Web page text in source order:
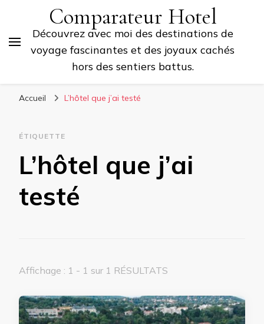
Comparateur Hotel
Découvrez avec moi des destinations de
voyage fascinantes et des joyaux cachés
hors des sentiers battus.
Accueil L’hôtel que j’ai testé
ÉTIQUETTE
L’hôtel que j’ai
testé
Affichage : 1 - 1 sur 1 RÉSULTATS